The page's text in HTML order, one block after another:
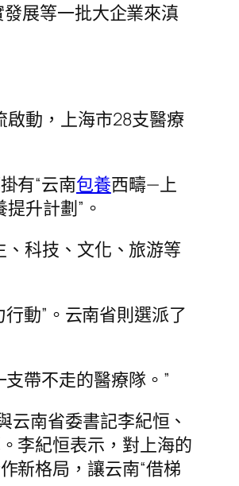
展等一批大企業來滇
動，上海市28支醫療
有“云南包養西疇—上
升計劃”。
科技、文化、旅游等
動”。云南省則選派了
帶不走的醫療隊。”
南省委書記李紀恒、
李紀恒表示，對上海的
新格局，讓云南“借梯